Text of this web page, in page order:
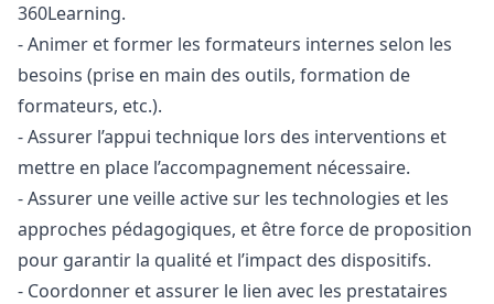
360Learning.
- Animer et former les formateurs internes selon les
besoins (prise en main des outils, formation de
formateurs, etc.).
- Assurer l’appui technique lors des interventions et
mettre en place l’accompagnement nécessaire.
- Assurer une veille active sur les technologies et les
approches pédagogiques, et être force de proposition
pour garantir la qualité et l’impact des dispositifs.
- Coordonner et assurer le lien avec les prestataires